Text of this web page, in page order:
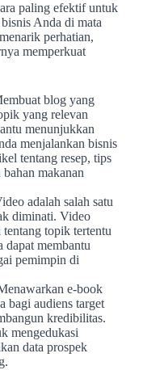
paling efektif untuk
Anda di mata
perhatian,
memperkuat
blog yang
yang relevan
menunjukkan
menjalankan bisnis
tentang resep, tips
makanan
adalah salah satu
diminati. Video
topik tertentu
dapat membantu
pemimpin di
e-book
bagi audiens target
kredibilitas.
mengedukasi
data prospek